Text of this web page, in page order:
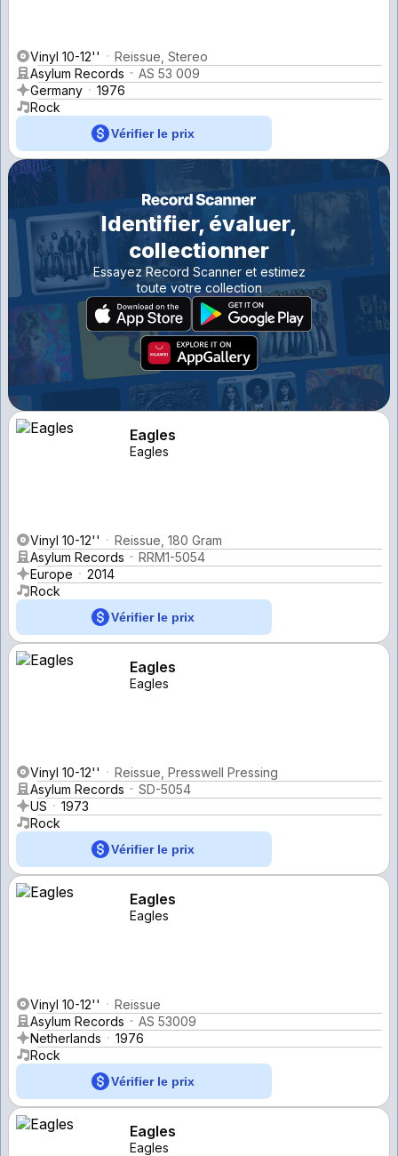
Vinyl 10-12''
Reissue, Stereo
Asylum Records
AS 53 009
Germany
1976
Rock
Vérifier le prix
Identifier, évaluer,
collectionner
Essayez Record Scanner et estimez
toute votre collection
Eagles
Eagles
Vinyl 10-12''
Reissue, 180 Gram
Asylum Records
RRM1-5054
Europe
2014
Rock
Vérifier le prix
Eagles
Eagles
Vinyl 10-12''
Reissue, Presswell Pressing
Asylum Records
SD-5054
US
1973
Rock
Vérifier le prix
Eagles
Eagles
Vinyl 10-12''
Reissue
Asylum Records
AS 53009
Netherlands
1976
Rock
Vérifier le prix
Eagles
Eagles